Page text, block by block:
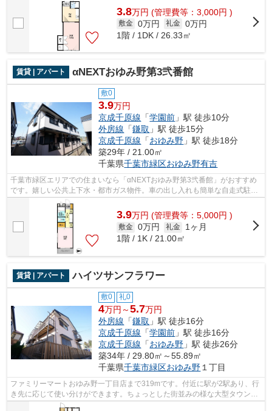
3.8万円 (管理費等：3,000円 )
敷金 0万円 礼金 0万円
1階 / 1DK / 26.33㎡
賃貸 | アパート αNEXTおゆみ野第3弐番館
敷0
3.9万円
京成千原線 「学園前 」駅 徒歩10分
外房線 「鎌取 」駅 徒歩15分
京成千原線 「おゆみ野 」駅 徒歩18分
築29年 / 21.00㎡
千葉県千葉市緑区おゆみ野有吉
千葉市緑区エリアでの住まいなら「αNEXTおゆみ野第3弐番館」がおすすめ
です。嬉しい公共上下水・都市ガス物件。車の出し入れも簡単な自走式駐車
場有。駐車場が空いていますので、車の...
3.9万円 (管理費等：5,000円 )
敷金 0万円 礼金
1ヶ月
1階 / 1K / 21.00㎡
賃貸 | アパート ハイツサンフラワー
敷0 礼0
4万円～5.7万円
外房線 「鎌取 」駅 徒歩16分
京成千原線 「学園前 」駅 徒歩16分
京成千原線 「おゆみ野 」駅 徒歩26分
築34年 / 29.80㎡～55.89㎡
千葉県千葉市緑区おゆみ野 １丁目
ファミリーマートおゆみ野一丁目店まで319mです。付近に駅が2駅あり、行
き先に応じて使い分けができます。ちょっとした街並みの様な大型タウン内
の物件になります。株式会社ネイティブ...